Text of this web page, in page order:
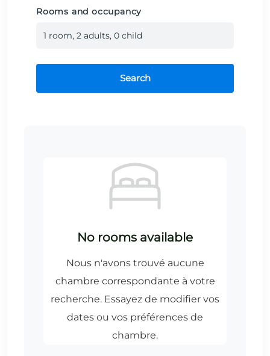
Rooms and occupancy
1 room, 2 adults, 0 child
Search